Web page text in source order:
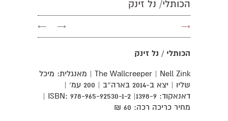
הכותלי/ נל זינק
→
→
←
הכותלי / נל זינק
The Wallcreeper | Nell Zink | מאנגלית: מיכל
שליו | יצא ב-2014 בארה״ב | 200 עמ׳ |
דאנאקוד: 1398-9| ISBN: 978-965-92530-1-2 |
מחיר כריכה רכה: 60 ₪